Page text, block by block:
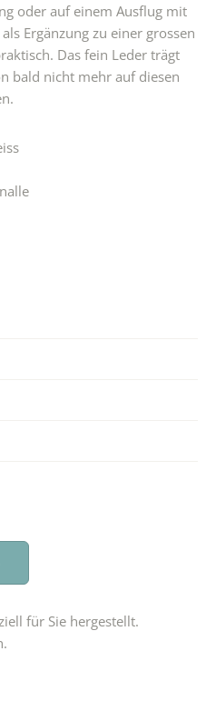
oder auf einem Ausflug mit
Ergänzung zu einer grossen
Das fein Leder trägt
bald nicht mehr auf diesen
für Sie hergestellt.